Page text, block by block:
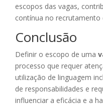
escopos das vagas,
contínua no
Conclusão
Definir o escopo de uma
processo que requer
utilização de linguagem
de responsabilidades e
influenciar a eficácia e a